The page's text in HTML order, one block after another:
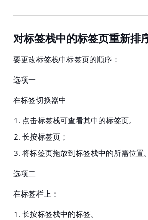
对标签栈中的标签页重新排
要更改标签栈中标签页的顺序：
选项一
在标签切换器中
点击标签栈可查看其中的标签页。
长按标签页；
将标签页拖放到标签栈中的所需位置。
选项二
在标签栏上：
长按标签栈中的标签。